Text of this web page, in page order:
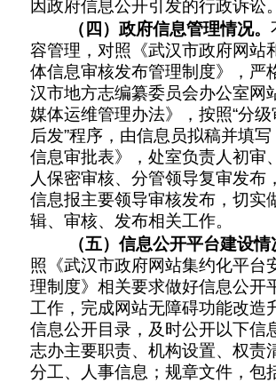
因政府信息公开引发的行政诉讼。
（四）政府信息管理情况。
容管理，对照《武汉市政府网站
体信息审核发布管理制度》，严
汉市地方志编纂委员会办公室网
媒体运维管理办法》，按照“分
后发”程序，由信息员拟稿并填
信息审批表》，处室负责人初审
人保密审核、分管领导复审发布
信息报主要领导审核发布，切实
辑、审核、发布相关工作。
（五）信息公开平台建设情
照《武汉市政府网站集约化平台
理制度》相关要求做好信息公开
工作，完成网站无障碍功能改造
信息公开目录，及时公开以下信
志办主要职责、机构设置、权责
分工、人事信息；规章文件，包